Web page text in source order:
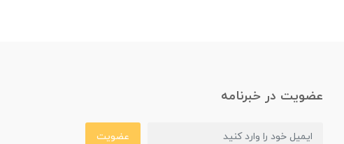
عضویت در خبرنامه
عضویت